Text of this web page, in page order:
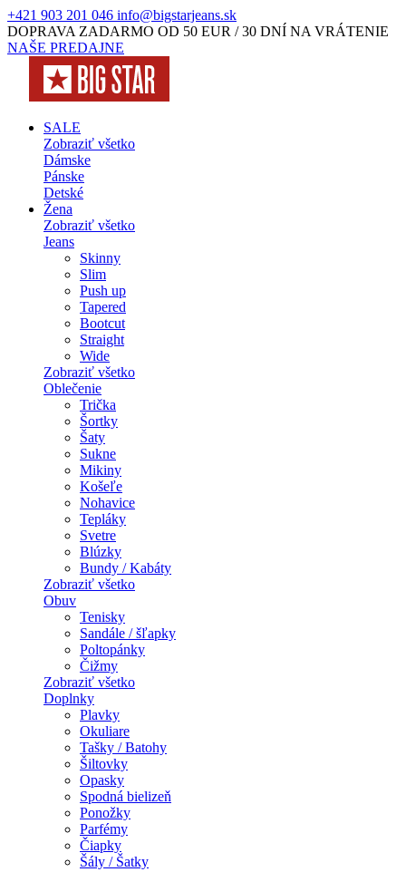
+421 903 201 046 info@bigstarjeans.sk
DOPRAVA ZADARMO OD 50 EUR / 30 DNÍ NA VRÁTENIE
NAŠE PREDAJNE
SALE
Zobraziť všetko
Dámske
Pánske
Detské
Žena
Zobraziť všetko
Jeans
Skinny
Slim
Push up
Tapered
Bootcut
Straight
Wide
Zobraziť všetko
Oblečenie
Trička
Šortky
Šaty
Sukne
Mikiny
Košeľe
Nohavice
Tepláky
Svetre
Blúzky
Bundy / Kabáty
Zobraziť všetko
Obuv
Tenisky
Sandále / šľapky
Poltopánky
Čižmy
Zobraziť všetko
Doplnky
Plavky
Okuliare
Tašky / Batohy
Šiltovky
Opasky
Spodná bielizeň
Ponožky
Parfémy
Čiapky
Šály / Šatky